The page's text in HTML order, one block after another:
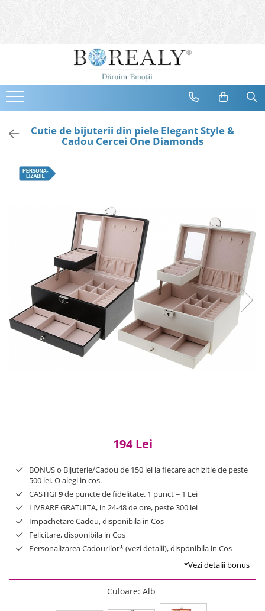
Bijuterii
Cercei
Bratari
Coliere
Tiare
Bijuterii Mirese
Cele mai noi
Cele mai vandute
Cele mai votate
Cu video
Cutie de bijuterii din piele Elegant Style &
Cadou Cercei One Diamonds
194 Lei
BONUS o Bijuterie/Cadou de 150 lei la fiecare achizitie de peste
500 lei. O alegi in cos.
CASTIGI 9de puncte de fidelitate. 1 punct = 1 Lei
LIVRARE GRATUITA, in 24-48 de ore, peste 300 lei
Impachetare Cadou, disponibila in Cos
Felicitare, disponibila in Cos
Personalizarea Cadourilor* (vezi detalii), disponibila in Cos
*Vezi detalii bonus
Culoare: Alb